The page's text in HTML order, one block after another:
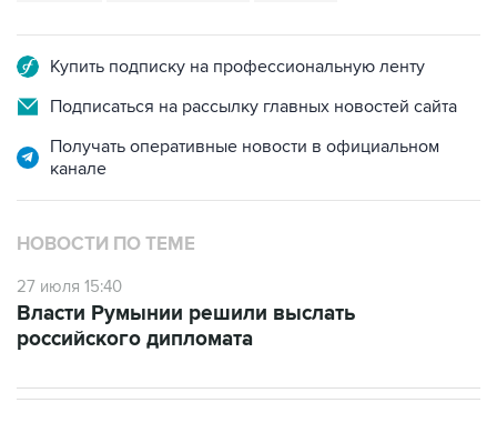
Купить подписку на профессиональную ленту
Подписаться на рассылку главных новостей сайта
Получать оперативные новости в официальном
канале
НОВОСТИ ПО ТЕМЕ
27 июля 15:40
Власти Румынии решили выслать
российского дипломата